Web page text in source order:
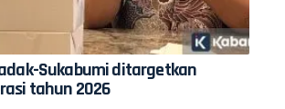
Sukabumi ditargetkan
tahun 2026